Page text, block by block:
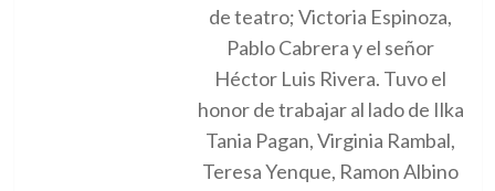
de teatro; Victoria Espinoza,
Pablo Cabrera y el señor
Héctor Luis Rivera. Tuvo el
honor de trabajar al lado de Ilka
Tania Pagan, Virginia Rambal,
Teresa Yenque, Ramon Albino